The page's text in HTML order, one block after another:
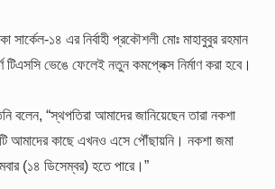
সার্কেল-১৪ এর নির্বাহী প্রকৌশলী মোঃ মাহাবুবুর রহমান
টিএসসি ভেঙে ফেলেই নতুন কমপ্লেক্স নির্মাণ করা হবে।
বলেন, “স্থপতিরা আমাদের জানিয়েছেন তারা নকশা
আমাদের কাছে এখনও এসে পৌঁছায়নি। নকশা জমা
(১৪ ডিসেম্বর) হতে পারে।”